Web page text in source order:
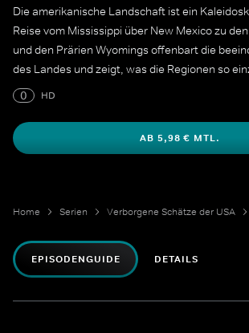
Die amerikanische Landschaft ist ein
Reise vom Mississippi über New Mexico zu
und den Prärien Wyomings offenbart die
des Landes und zeigt, was die Regionen so
0
HD
AB 5,98 € MTL.
Home Serien Verborgene Schätze der USA
EPISODENGUIDE DETAILS